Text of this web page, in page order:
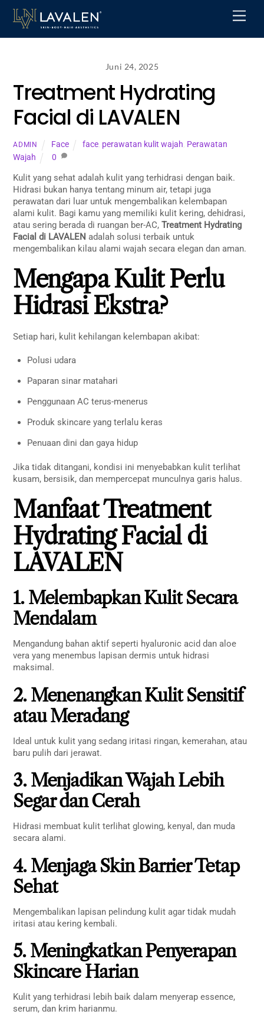
content
Juni 24, 2025
Treatment Hydrating
Facial di LAVALEN
ADMIN Face face, perawatan kulit wajah Perawatan
Wajah
0
Kulit yang sehat adalah kulit yang terhidrasi dengan baik.
Hidrasi bukan hanya tentang minum air, tetapi juga
perawatan dari luar untuk mengembalikan kelembapan
alami kulit. Bagi kamu yang memiliki kulit kering, dehidrasi,
atau sering berada di ruangan ber-AC,Treatment Hydrating
Facial di LAVALEN adalah solusi terbaik untuk
mengembalikan kilau alami wajah secara elegan dan aman.
Mengapa Kulit Perlu
Hidrasi Ekstra?
Setiap hari, kulit kehilangan kelembapan akibat:
Polusi udara
Paparan sinar matahari
Penggunaan AC terus-menerus
Produk skincare yang terlalu keras
Penuaan dini dan gaya hidup
Jika tidak ditangani, kondisi ini menyebabkan kulit terlihat
kusam, bersisik, dan mempercepat munculnya garis halus.
Manfaat Treatment
Hydrating Facial di
LAVALEN
1. Melembapkan Kulit Secara
Mendalam
Mengandung bahan aktif seperti hyaluronic acid dan aloe
vera yang menembus lapisan dermis untuk hidrasi
maksimal.
2. Menenangkan Kulit Sensitif
atau Meradang
Ideal untuk kulit yang sedang iritasi ringan, kemerahan, atau
baru pulih dari jerawat.
3. Menjadikan Wajah Lebih
Segar dan Cerah
Hidrasi membuat kulit terlihat glowing, kenyal, dan muda
secara alami.
4. Menjaga Skin Barrier Tetap
Sehat
Mengembalikan lapisan pelindung kulit agar tidak mudah
iritasi atau kering kembali.
5. Meningkatkan Penyerapan
Skincare Harian
Kulit yang terhidrasi lebih baik dalam menyerap essence,
serum, dan krim harianmu.